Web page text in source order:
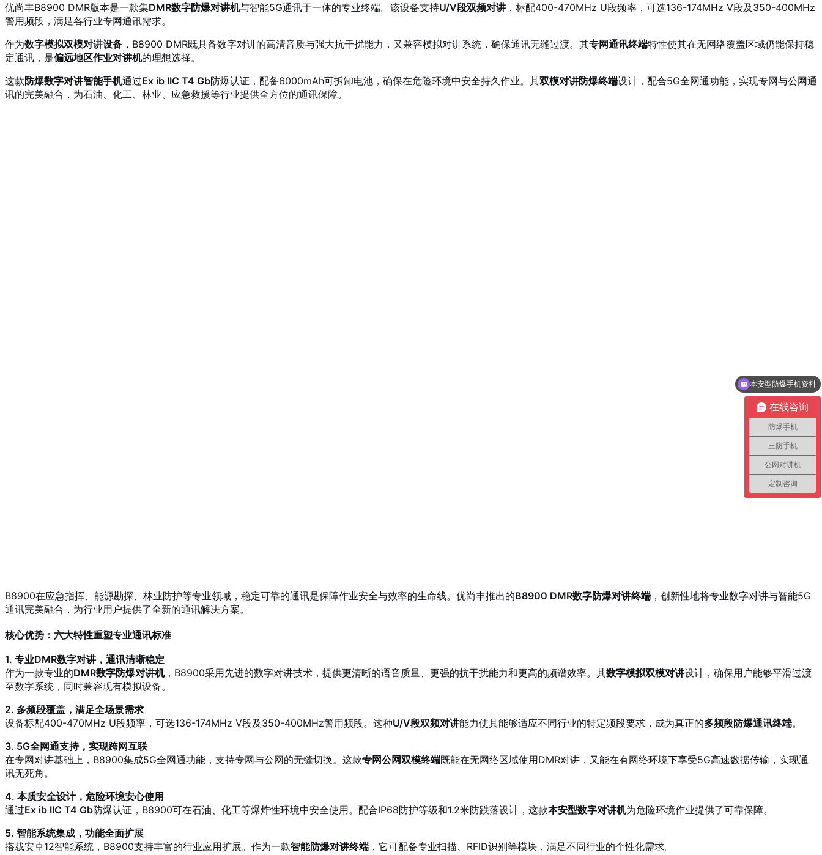
优尚丰B8900 DMR版本是一款集DMR数字防爆对讲机与智能5G通讯于一体的专业终端。该设备支持U/V段双频对讲 ，标配400-470MHz U段频率，可选136-174MHz V段及350-400MHz
警用频段，满足各行业专网通讯需求。
作为数字模拟双模对讲设备 ，B8900 DMR既具备数字对讲的高清音质与强大抗干扰能力，又兼容模拟对讲系统，确保通讯无缝过渡。其专网通讯终端特性使其在无网络覆盖区域仍能保持稳
定通讯，是偏远地区作业对讲机的理想选择。
这款防爆数字对讲智能手机通过Ex ib IIC T4 Gb防爆认证，配备6000mAh可拆卸电池，确保在危险环境中安全持久作业。其双模对讲防爆终端设计，配合5G全网通功能，实现专网与公网通
讯的完美融合，为石油、化工、林业、应急救援等行业提供全方位的通讯保障。
B8900在应急指挥、能源勘探、林业防护等专业领域，稳定可靠的通讯是保障作业安全与效率的生命线。优尚丰推出的B8900 DMR数字防爆对讲终端 ，创新性地将专业数字对讲与智能5G
通讯完美融合，为行业用户提供了全新的通讯解决方案。
核心优势：六大特性重塑专业通讯标准
1. 专业DMR数字对讲，通讯清晰稳定
作为一款专业的DMR数字防爆对讲机，B8900采用先进的数字对讲技术，提供更清晰的语音质量、更强的抗干扰能力和更高的频谱效率。其数字模拟双模对讲设计，确保用户能够平滑过渡
至数字系统，同时兼容现有模拟设备。
2. 多频段覆盖，满足全场景需求
设备标配400-470MHz U段频率，可选136-174MHz V段及350-400MHz警用频段。这种U/V段双频对讲能力使其能够适应不同行业的特定频段要求，成为真正的多频段防爆通讯终端。
3. 5G全网通支持，实现跨网互联
在专网对讲基础上，B8900集成5G全网通功能，支持专网与公网的无缝切换。这款专网公网双模终端既能在无网络区域使用DMR对讲，又能在有网络环境下享受5G高速数据传输，实现通
讯无死角。
4. 本质安全设计，危险环境安心使用
通过Ex ib IIC T4 Gb防爆认证，B8900可在石油、化工等爆炸性环境中安全使用。配合IP68防护等级和1.2米防跌落设计，这款本安型数字对讲机为危险环境作业提供了可靠保障。
5. 智能系统集成，功能全面扩展
搭载安卓12智能系统，B8900支持丰富的行业应用扩展。作为一款智能防爆对讲终端 ，它可配备专业扫描、RFID识别等模块，满足不同行业的个性化需求。
在线咨询
防爆手机
三防手机
公网对讲机
定制咨询
本安型防爆手机资料